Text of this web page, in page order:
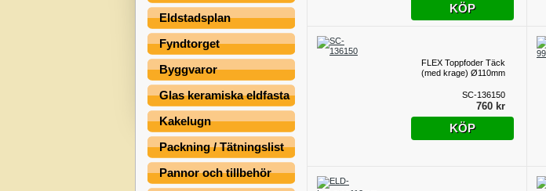
Eldstadsplan
Fyndtorget
Byggvaror
Glas keramiska eldfasta
Kakelugn
Packning / Tätningslist
Pannor och tillbehör
KÖP
FLEX Toppfoder Täck
(med krage) Ø110mm
SC-136150
760 kr
KÖP